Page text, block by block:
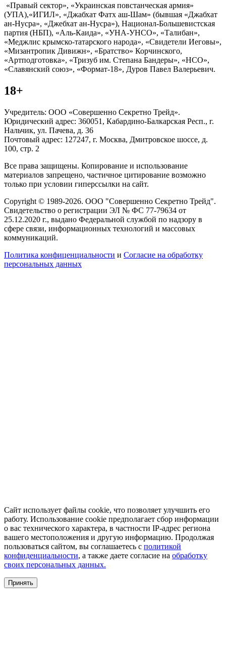
«Правый сектор», «Украинская повстанческая армия»
(УПА),«ИГИЛ», «Джабхат Фатх аш-Шам» (бывшая «Джабхат
ан-Нусра», «Джебхат ан-Нусра»), Национал-Большевистская
партия (НБП), «Аль-Каида», «УНА-УНСО», «Талибан»,
«Меджлис крымско-татарского народа», «Свидетели Иеговы»,
«Мизантропик Дивижн», «Братство» Корчинского,
«Артподготовка», «Тризуб им. Степана Бандеры», «НСО»,
«Славянский союз», «Формат-18», Дуров Павел Валерьевич.
18+
Учредитель: ООО «Совершенно Секретно Трейд».
Юридический адрес: 360051, Кабардино-Балкарская Респ., г.
Нальчик, ул. Пачева, д. 36
Почтовый адрес: 127247, г. Москва, Дмитровское шоссе, д.
100, стр. 2
Все права защищены. Копирование и использование
материалов запрещено, частичное цитирование возможно
только при условии гиперссылки на сайт.
Copyright © 1989-2026. ООО "Совершенно Секретно Трейд".
Свидетельство о регистрации ЭЛ № ФС 77-79634 от
25.12.2020 г., выдано Федеральной службой по надзору в
сфере связи, информационных технологий и массовых
коммуникаций.
Политика конфиценциальности и Согласие на обработку
персональных данных
Сайт использует файлы cookie, что позволяет улучшить его
работу. Использование cookie предполагает сбор информации
о вас технического характера, в частности IP-адрес региона
вашего местоположения и другую информацию. Продолжая
пользоваться сайтом, вы соглашаетесь с политикой
конфиденциальности, а также даете согласие на обработку
своих персональных данных.
Принять